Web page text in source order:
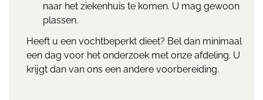
naar het ziekenhuis te komen. U mag gewoon
plassen.
Heeft u een vochtbeperkt dieet? Bel dan minimaal
een dag voor het onderzoek met onze afdeling. U
krijgt dan van ons een andere voorbereiding.